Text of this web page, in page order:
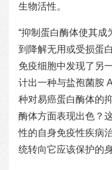
生物活性。
“抑制蛋白酶体使其成
到降解无用或受损蛋
免疫细胞中发现了另
计出一种与盐孢菌胺
种对易癌蛋白酶体的
酶体方面表现出色？
性的自身免疫性疾病
统转向它应该保护的身